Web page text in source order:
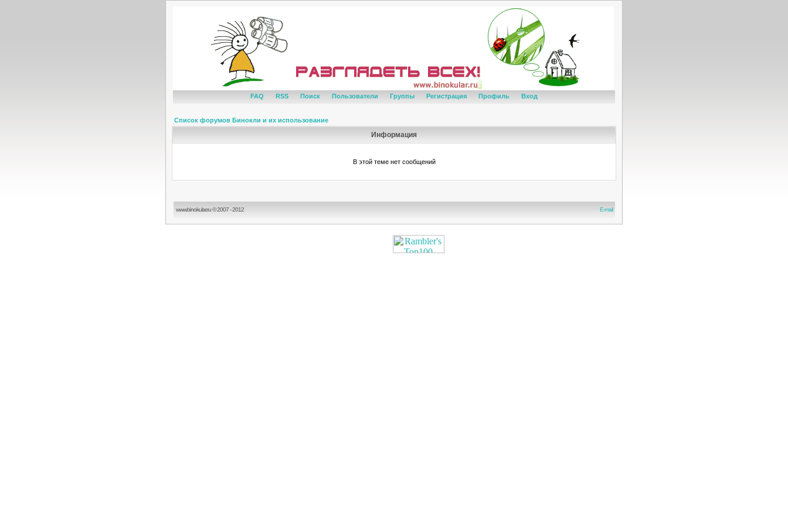
FAQ RSS Поиск Пользователи Группы Регистрация Профиль Вход
Список форумов Бинокли и их использование
Информация
В этой теме нет сообщений
www.binokular.ru © 2007 - 2012 E-mail